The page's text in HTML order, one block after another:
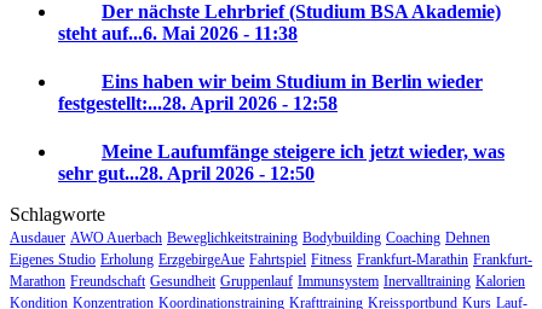
Der nächste Lehrbrief (Studium BSA Akademie)
steht auf...6. Mai 2026 - 11:38
Eins haben wir beim Studium in Berlin wieder
festgestellt:...28. April 2026 - 12:58
Meine Laufumfänge steigere ich jetzt wieder, was
sehr gut...28. April 2026 - 12:50
Schlagworte
Ausdauer AWO Auerbach Beweglichkeitstraining Bodybuilding Coaching Dehnen
Eigenes Studio Erholung ErzgebirgeAue Fahrtspiel Fitness Frankfurt-Marathin Frankfurt-
Marathon Freundschaft Gesundheit Gruppenlauf Immunsystem Inervalltraining Kalorien
Kondition Konzentration Koordinationstraining Krafttraining Kreissportbund Kurs Lauf-